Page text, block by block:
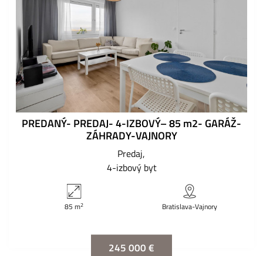
PREDANÝ- PREDAJ- 4-IZBOVÝ– 85 m2- GARÁŽ-
ZÁHRADY-VAJNORY
Predaj
4-izbový byt
85 m2 Bratislava-Vajnory
245 000 €